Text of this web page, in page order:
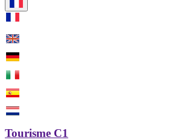
Tourisme C1